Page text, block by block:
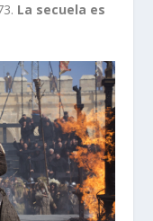
La secuela es